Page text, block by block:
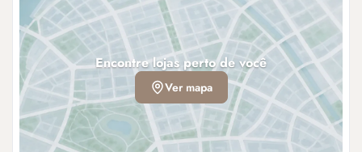
Encontre lojas perto de você
Ver mapa